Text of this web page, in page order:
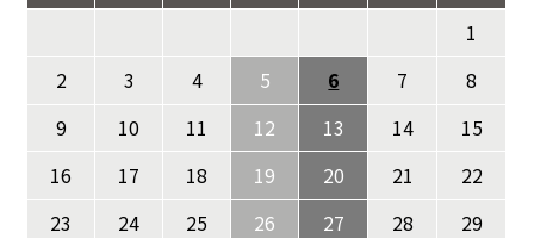
1
2
3 4 5 6 7
8
9
10 11 12 13 14
15
16
17 18 19 20 21
22
23
24 25 26 27 28
29